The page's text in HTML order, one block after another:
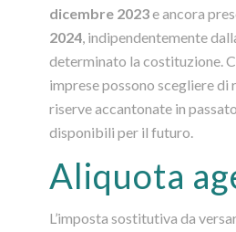
dicembre 2023e ancora
2024, indipendentemente
determinato la costituzione.
imprese possono scegliere di
riserve accantonate in
disponibili per il futuro.
Aliquota
L’imposta sostitutiva da